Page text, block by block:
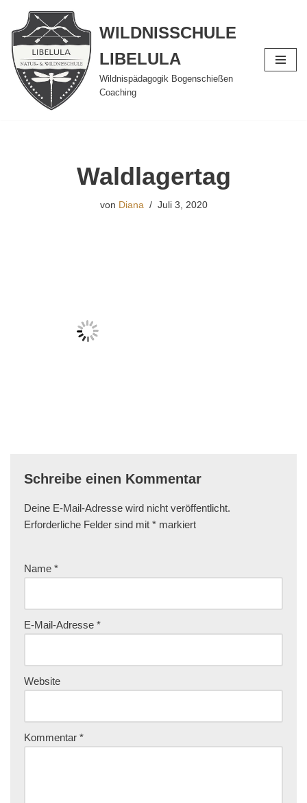
Zum
Inhalt
springen
WILDNISSCHULE
LIBELULA
Wildnispädagogik Bogenschießen
Coaching
Waldlagertag
von Diana Juli 3, 2020
Schreibe einen Kommentar
Deine E-Mail-Adresse wird nicht veröffentlicht.
Erforderliche Felder sind mit * markiert
Name *
E-Mail-Adresse *
Website
Kommentar *